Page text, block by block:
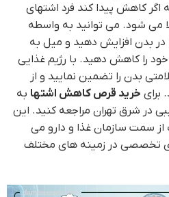
کاهش پیدا کند فرد اشتهای
می شود. می توانید به واسطه
بدن افزایش دهید و میل به
را کاهش دهید. با رژیم غذایی
بدن را تضمین نمایید و از
برای خرید قرص کاهش اشتها به
در شرق تهران مراجعه کنید. این
از سمت سازمان غذا و دارو می
تخصصی در زمینه های مختلف